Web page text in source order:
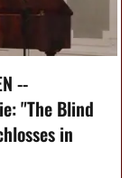
--
"The Blind
in